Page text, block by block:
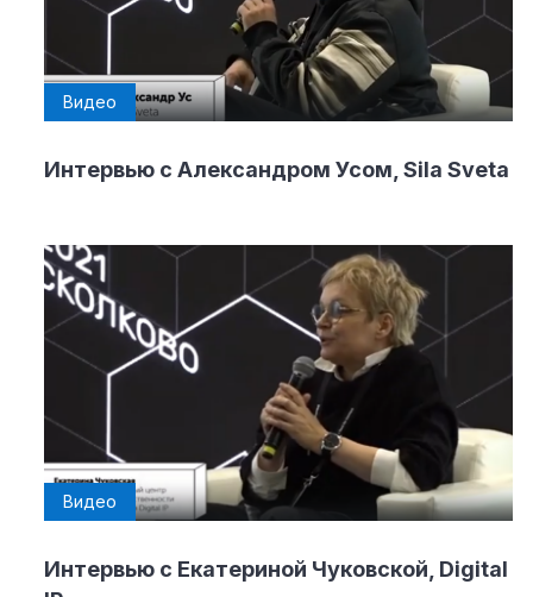
Видео
Интервью с Александром Усом, Sila Sveta
Видео
Интервью с Екатериной Чуковской, Digital